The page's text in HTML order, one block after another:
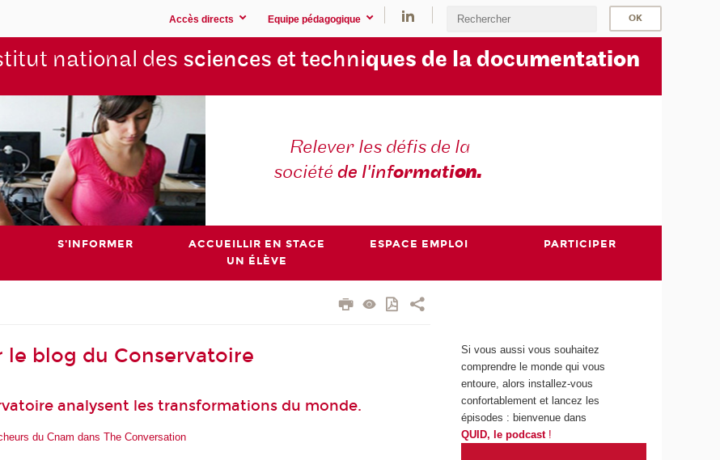
Accès directs Equipe pédagogique
national des sciences et techniques de la documentation
Relever les défis de la
sociétéde l'information.
S'INFORMER
ACCUEILLIR EN STAGE
UN ÉLÈVE
ESPACE EMPLOI PARTICIPER
le blog du Conservatoire
analysent les transformations du monde.
du Cnam dans The Conversation
Si vous aussi vous souhaitez
comprendre le monde qui vous
entoure, alors installez-vous
confortablement et lancez les
épisodes : bienvenue dans
QUID, le podcast!